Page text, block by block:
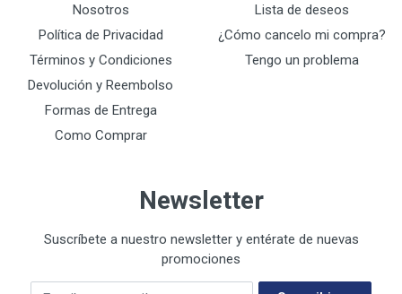
Nosotros
Política de Privacidad
Términos y Condiciones
Devolución y Reembolso
Formas de Entrega
Como Comprar
Lista de deseos
¿Cómo cancelo mi compra?
Tengo un problema
Newsletter
Suscríbete a nuestro newsletter y entérate de nuevas
promociones